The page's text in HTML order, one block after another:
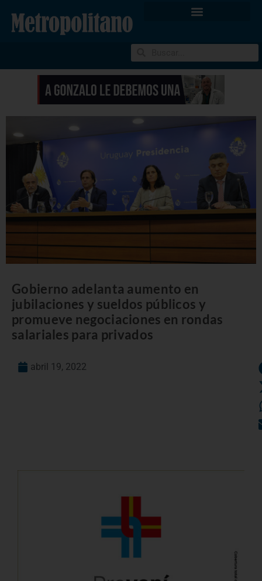
Gobierno adelanta aumento en
jubilaciones y sueldos públicos y
promueve negociaciones en rondas
salariales para privados
abril 19, 2022